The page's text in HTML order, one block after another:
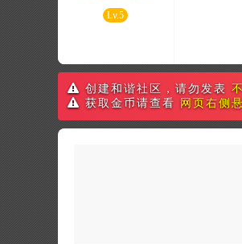
Lv.5
创建和谐社区，请勿发表
获取金币请查看
网页右侧